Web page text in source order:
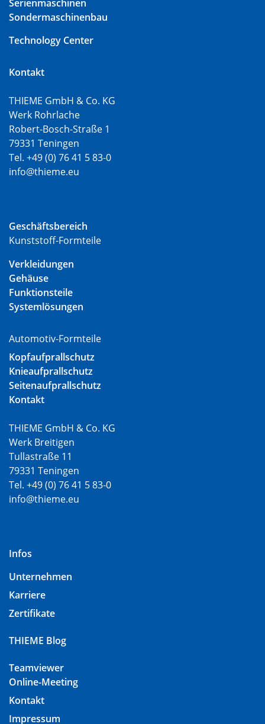
Serienmaschinen
Sondermaschinenbau
Technology Center
Kontakt
THIEME GmbH & Co. KG
Werk Rohrlache
Robert-Bosch-Straße 1
79331 Teningen
Tel. +49 (0) 76 41 5 83-0
info@thieme.eu
Geschäftsbereich
Kunststoff-Formteile
Verkleidungen
Gehäuse
Funktionsteile
Systemlösungen
Automotiv-Formteile
Kopfaufprallschutz
Knieaufprallschutz
Seitenaufprallschutz
Kontakt
THIEME GmbH & Co. KG
Werk Breitigen
Tullastraße 11
79331 Teningen
Tel. +49 (0) 76 41 5 83-0
info@thieme.eu
Infos
Unternehmen
Karriere
Zertifikate
THIEME Blog
Teamviewer
Online-Meeting
Kontakt
Impressum